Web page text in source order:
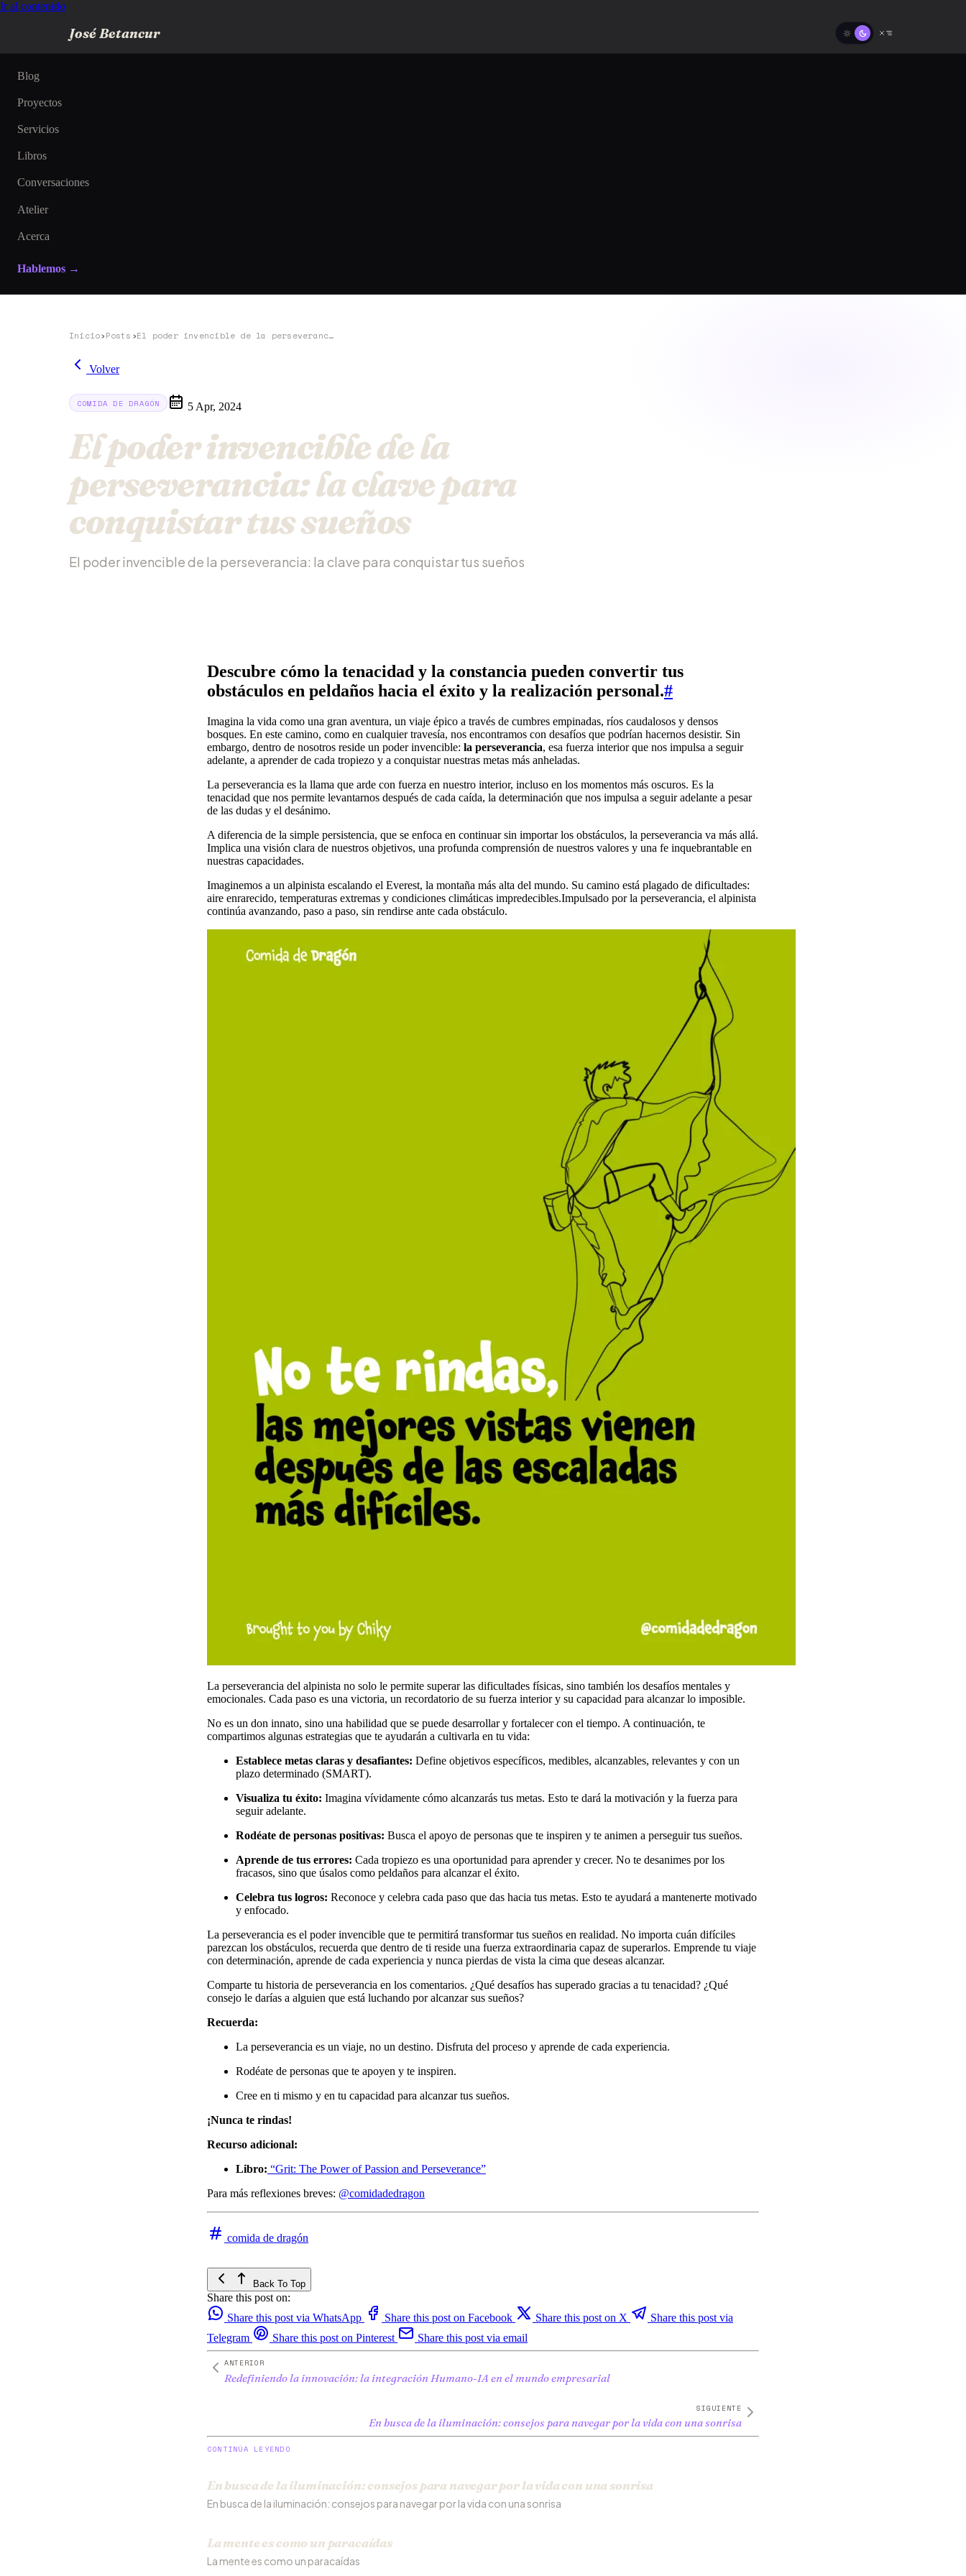
Ir al contenido
José Betancur
Blog
Proyectos
Servicios
Libros
Conversaciones
Atelier
Acerca
Hablemos →
Inicio›Posts › El poder invencible de la perseverancia: la clave para conquistar tus sueños
Volver
COMIDA DE DRAGÓN 5 Apr, 2024
El poder invencible de la
perseverancia: la clave para
conquistar tus sueños
El poder invencible de la perseverancia: la clave para conquistar tus sueños
Descubre cómo la tenacidad y la constancia pueden convertir tus
obstáculos en peldaños hacia el éxito y la realización personal.#
Imagina la vida como una gran aventura, un viaje épico a través de cumbres empinadas, ríos caudalosos y densos
bosques. En este camino, como en cualquier travesía, nos encontramos con desafíos que podrían hacernos desistir. Sin
embargo, dentro de nosotros reside un poder invencible: la perseverancia, esa fuerza interior que nos impulsa a seguir
adelante, a aprender de cada tropiezo y a conquistar nuestras metas más anheladas.
La perseverancia es la llama que arde con fuerza en nuestro interior, incluso en los momentos más oscuros. Es la
tenacidad que nos permite levantarnos después de cada caída, la determinación que nos impulsa a seguir adelante a pesar
de las dudas y el desánimo.
A diferencia de la simple persistencia, que se enfoca en continuar sin importar los obstáculos, la perseverancia va más allá.
Implica una visión clara de nuestros objetivos, una profunda comprensión de nuestros valores y una fe inquebrantable en
nuestras capacidades.
Imaginemos a un alpinista escalando el Everest, la montaña más alta del mundo. Su camino está plagado de dificultades:
aire enrarecido, temperaturas extremas y condiciones climáticas impredecibles.Impulsado por la perseverancia, el alpinista
continúa avanzando, paso a paso, sin rendirse ante cada obstáculo.
La perseverancia del alpinista no solo le permite superar las dificultades físicas, sino también los desafíos mentales y
emocionales. Cada paso es una victoria, un recordatorio de su fuerza interior y su capacidad para alcanzar lo imposible.
No es un don innato, sino una habilidad que se puede desarrollar y fortalecer con el tiempo. A continuación, te
compartimos algunas estrategias que te ayudarán a cultivarla en tu vida:
Establece metas claras y desafiantes: Define objetivos específicos, medibles, alcanzables, relevantes y con un
plazo determinado (SMART).
Visualiza tu éxito: Imagina vívidamente cómo alcanzarás tus metas. Esto te dará la motivación y la fuerza para
seguir adelante.
Rodéate de personas positivas: Busca el apoyo de personas que te inspiren y te animen a perseguir tus sueños.
Aprende de tus errores: Cada tropiezo es una oportunidad para aprender y crecer. No te desanimes por los
fracasos, sino que úsalos como peldaños para alcanzar el éxito.
Celebra tus logros: Reconoce y celebra cada paso que das hacia tus metas. Esto te ayudará a mantenerte motivado
y enfocado.
La perseverancia es el poder invencible que te permitirá transformar tus sueños en realidad. No importa cuán difíciles
parezcan los obstáculos, recuerda que dentro de ti reside una fuerza extraordinaria capaz de superarlos. Emprende tu viaje
con determinación, aprende de cada experiencia y nunca pierdas de vista la cima que deseas alcanzar.
Comparte tu historia de perseverancia en los comentarios. ¿Qué desafíos has superado gracias a tu tenacidad? ¿Qué
consejo le darías a alguien que está luchando por alcanzar sus sueños?
Recuerda:
La perseverancia es un viaje, no un destino. Disfruta del proceso y aprende de cada experiencia.
Rodéate de personas que te apoyen y te inspiren.
Cree en ti mismo y en tu capacidad para alcanzar tus sueños.
¡Nunca te rindas!
Recurso adicional:
Libro: “Grit: The Power of Passion and Perseverance”
Para más reflexiones breves: @comidadedragon
comida de dragón
Back To Top
Share this post on:
Share this post via WhatsApp
Share this post on Facebook Share this post on X
Share this post via
Telegram
Share this post on Pinterest Share this post via email
ANTERIOR
Redefiniendo la innovación: la integración Humano-IA en el mundo empresarial
SIGUIENTE
En busca de la iluminación: consejos para navegar por la vida con una sonrisa
CONTINÚA LEYENDO
En busca de la iluminación: consejos para navegar por la vida con una sonrisa
En busca de la iluminación: consejos para navegar por la vida con una sonrisa
La mente es como un paracaídas
La mente es como un paracaídas